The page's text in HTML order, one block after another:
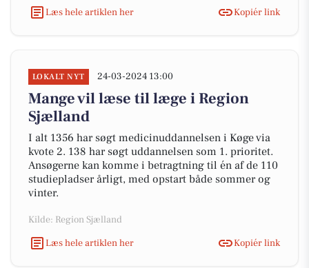
Læs hele artiklen her
Kopiér link
LOKALT NYT 24-03-2024 13:00
Mange vil læse til læge i Region
Sjælland
I alt 1356 har søgt medicinuddannelsen i Køge via
kvote 2. 138 har søgt uddannelsen som 1. prioritet.
Ansøgerne kan komme i betragtning til én af de 110
studiepladser årligt, med opstart både sommer og
vinter.
Kilde: Region Sjælland
Læs hele artiklen her
Kopiér link